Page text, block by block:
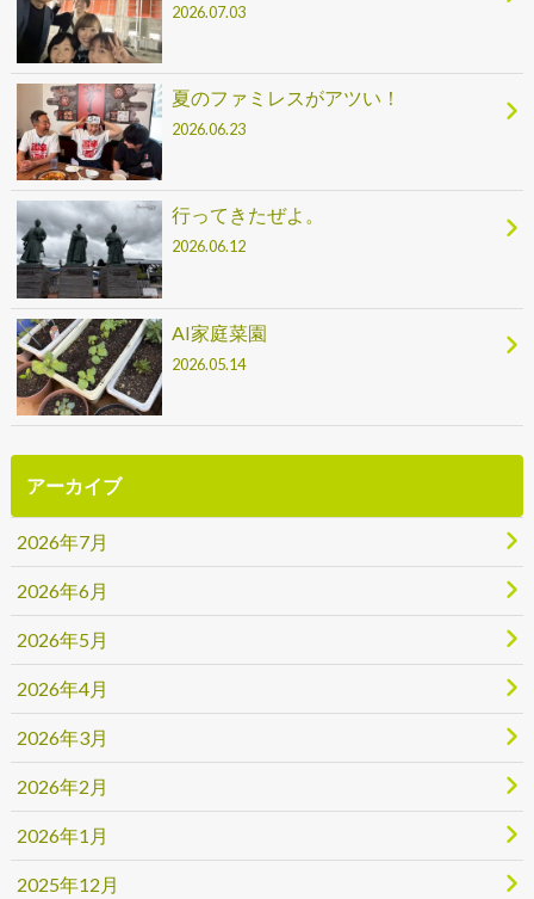
2026.07.03
夏のファミレスがアツい！
2026.06.23
行ってきたぜよ。
2026.06.12
AI家庭菜園
2026.05.14
アーカイブ
2026年7月
2026年6月
2026年5月
2026年4月
2026年3月
2026年2月
2026年1月
2025年12月